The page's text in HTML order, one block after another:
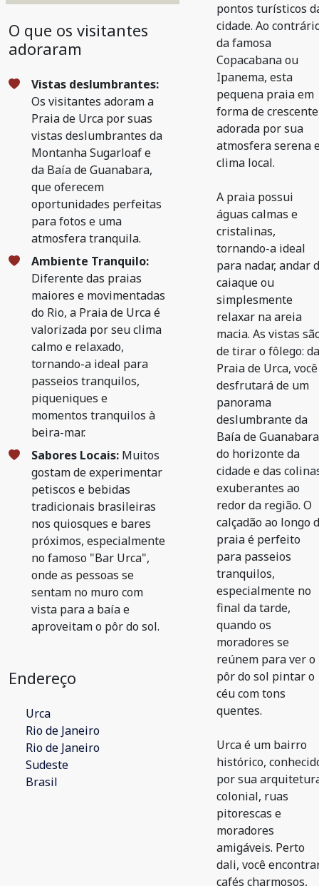
O que os visitantes
adoraram
Vistas deslumbrantes:
Os visitantes adoram a
Praia de Urca por suas
vistas deslumbrantes da
Montanha Sugarloaf e
da Baía de Guanabara,
que oferecem
oportunidades perfeitas
para fotos e uma
atmosfera tranquila.
Ambiente Tranquilo:
Diferente das praias
maiores e movimentadas
do Rio, a Praia de Urca é
valorizada por seu clima
calmo e relaxado,
tornando-a ideal para
passeios tranquilos,
piqueniques e
momentos tranquilos à
beira-mar.
Sabores Locais: Muitos
gostam de experimentar
petiscos e bebidas
tradicionais brasileiras
nos quiosques e bares
próximos, especialmente
no famoso "Bar Urca",
onde as pessoas se
sentam no muro com
vista para a baía e
aproveitam o pôr do sol.
Endereço
Urca
Rio de Janeiro
Rio de Janeiro
Sudeste
Brasil
pontos turísticos
cidade. Ao
da famosa
Copacabana ou
Ipanema, esta
pequena praia em
forma de
adorada por sua
atmosfera serena
clima local.
A praia possui
águas calmas e
cristalinas,
tornando-a ideal
para nadar, andar
caiaque ou
simplesmente
relaxar na areia
macia. As vistas
de tirar o fôlego: da
Praia de Urca, você
desfrutará de um
panorama
deslumbrante da
Baía de
do horizonte da
cidade e das
exuberantes ao
redor da região. O
calçadão ao longo
praia é perfeito
para passeios
tranquilos,
especialmente no
final da tarde,
quando os
moradores se
reúnem para ver o
pôr do sol pintar o
céu com tons
quentes.
Urca é um bairro
histórico,
por sua
colonial, ruas
pitorescas e
moradores
amigáveis. Perto
dali, você
cafés charmosos,